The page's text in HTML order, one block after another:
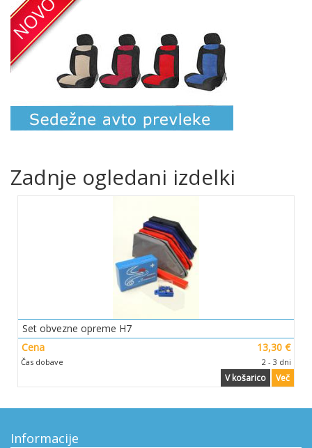
Zadnje ogledani izdelki
Set obvezne opreme H7
Cena
13,30 €
Čas dobave 2 - 3 dni
Več
V košarico
Informacije